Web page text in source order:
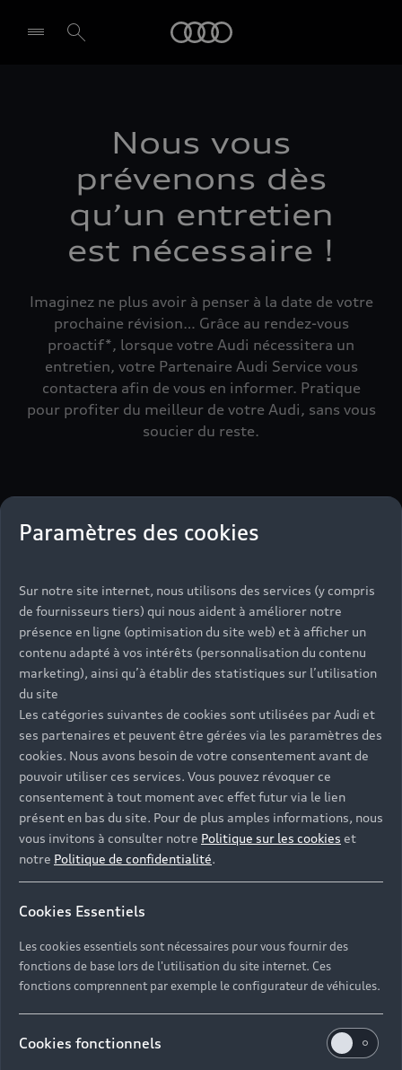
Nous vous
prévenons dès
qu’un entretien
est nécessaire !​
Imaginez ne plus avoir à penser à la date de votre
prochaine révision… Grâce au rendez-vous
proactif*, lorsque votre Audi nécessitera un
entretien, votre Partenaire Audi Service vous
contactera afin de vous en informer. Pratique
pour profiter du meilleur de votre Audi, sans vous
soucier du reste.​
Devis en ligne
Mon Partenaire Audi
Paramètres des cookies
Sur notre site internet, nous utilisons des services (y compris
de fournisseurs tiers) qui nous aident à améliorer notre
présence en ligne (optimisation du site web) et à afficher un
contenu adapté à vos intérêts (personnalisation du contenu
marketing), ainsi qu’à établir des statistiques sur l’utilisation
du site
Les catégories suivantes de cookies sont utilisées par Audi et
ses partenaires et peuvent être gérées via les paramètres des
cookies. Nous avons besoin de votre consentement avant de
pouvoir utiliser ces services. Vous pouvez révoquer ce
consentement à tout moment avec effet futur via le lien
présent en bas du site. Pour de plus amples informations, nous
vous invitons à consulter notre Politique sur les cookies et
notre Politique de confidentialité.
Cookies Essentiels
Les cookies essentiels sont nécessaires pour vous fournir des
fonctions de base lors de l'utilisation du site internet. Ces
fonctions comprennent par exemple le configurateur de véhicules.
Cookies fonctionnels